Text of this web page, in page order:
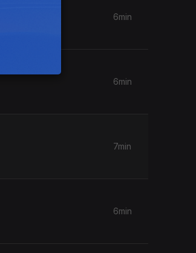
6min
6min
7min
6min